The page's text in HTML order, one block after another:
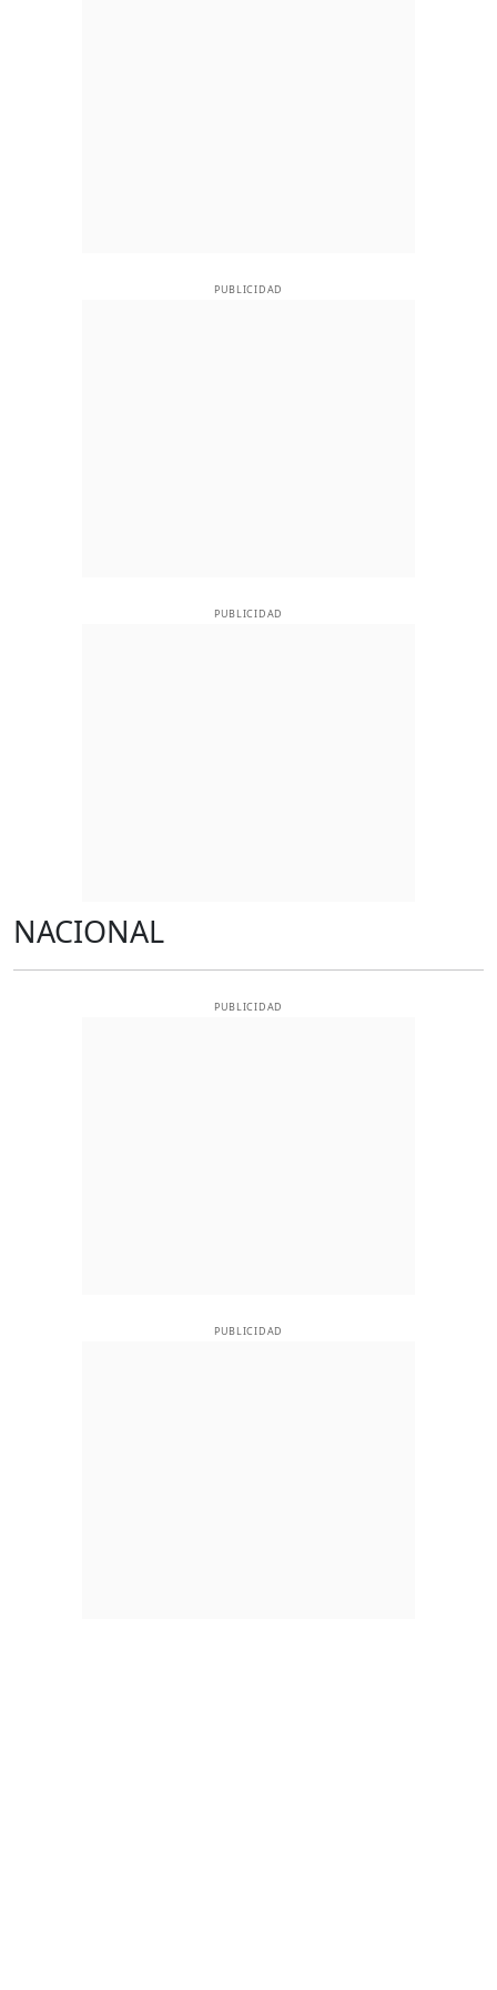
PUBLICIDAD
PUBLICIDAD
NACIONAL
PUBLICIDAD
PUBLICIDAD